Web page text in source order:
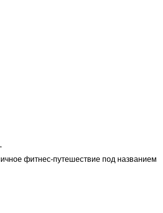
фитнес-путешествие под названием